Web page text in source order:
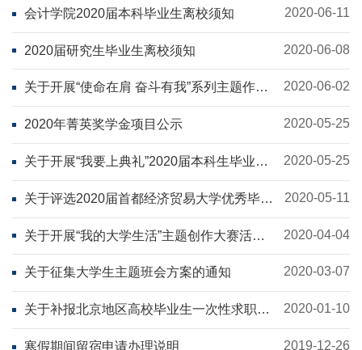
会计学院2020届本科毕业生离校须知 2020-06-11
2020届研究生毕业生离校须知 2020-06-08
关于开展“使命在肩 奋斗有我”系列主题作品
征集活动的通知
2020-06-02
2020年菁英奖学金项目公示 2020-05-25
关于开展“我要上典礼”2020届本科生毕业典
礼发言代表选拔活动的通知
2020-05-25
关于评选2020届首都经济贸易大学优秀毕业
生的通知
2020-05-11
关于开展“我的大学生活”主题创作大赛活动
的通知
2020-04-04
关于征集大学生主题班会方案的通知 2020-03-07
关于补报北京地区高校毕业生一次性求职创
业补贴的通知
2020-01-10
寒假期间留宿申请办理说明 2019-12-26